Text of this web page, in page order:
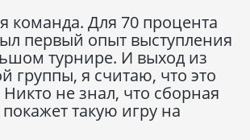
команда. Для 70 процента
первый опыт выступления
турнире. И выход из
группы, я считаю, что это
не знал, что сборная
такую игру на